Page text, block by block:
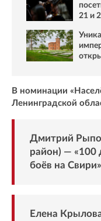
21 и
В номинации
Ленинградской
Дмитрий
район) — «100
боёв на
Елена